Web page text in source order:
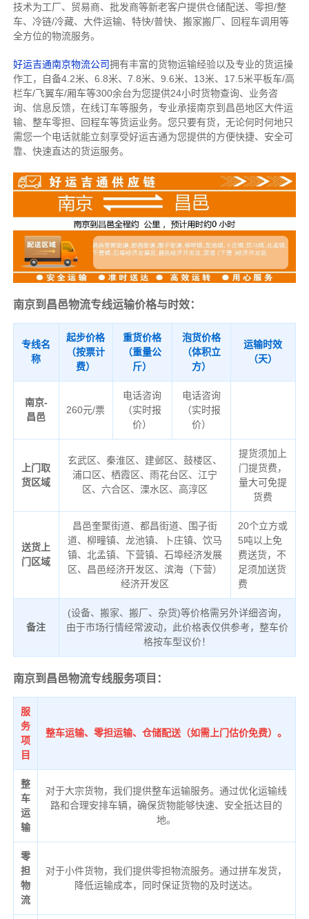
技术为工厂、贸易商、批发商等新老客户提供仓储配送、零担/整
车、冷链/冷藏、大件运输、特快/普快、搬家搬厂、回程车调用等
全方位的物流服务。
好运吉通南京物流公司拥有丰富的货物运输经验以及专业的货运操
作工，自备4.2米、6.8米、7.8米、9.6米、13米、17.5米平板车/高
栏车/飞翼车/厢车等300余台为您提供24小时货物查询、业务咨
询、信息反馈，在线订车等服务， 专业承接南京到昌邑地区大件运
输、整车零担、回程车等货运业务。 您只要有货，无论何时何地只
需您一个电话就能立刻享受好运吉通为您提供的方便快捷、安全可
靠、快速直达的货运服务。
南京到昌邑物流专线运输价格与时效：
专线名
称
起步价格
（按票计
费）
重货价格
（重量公
斤）
泡货价格
（体积立
方）
运输时效
（天）
南京-
昌邑
260元/票
电话咨询
（实时报
价）
电话咨询
（实时报
价）
上门取
货区域
玄武区、秦淮区、建邺区、鼓楼区、
浦口区、栖霞区、雨花台区、江宁
区、六合区、溧水区、高淳区
提货须加上
门提货费，
量大可免提
货费
送货上
门区域
昌邑奎聚街道、都昌街道、围子街
道、柳疃镇、龙池镇、卜庄镇、饮马
镇、北孟镇、下营镇、石埠经济发展
区、昌邑经济开发区、滨海（下营）
经济开发区
20个立方或
5吨以上免
费送货，不
足须加送货
费
备注
(设备、搬家、搬厂、杂货)等价格需另外详细咨询，
由于市场行情经常波动，此价格表仅供参考，整车价
格按车型议价！
南京到昌邑物流专线服务项目：
服
务
项
目
整车运输、零担运输、仓储配送（如需上门估价免费）。
整
车
运
输
对于大宗货物，我们提供整车运输服务。通过优化运输线
路和合理安排车辆，确保货物能够快速、安全抵达目的
地。
零
担
物
流
对于小件货物，我们提供零担物流服务。通过拼车发货，
降低运输成本，同时保证货物的及时送达。